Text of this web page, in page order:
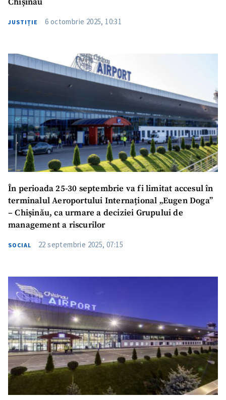
JUSTIȚIE 6 octombrie 2025, 10:31
În perioada 25-30 septembrie va fi limitat accesul în
terminalul Aeroportului Internațional „Eugen Doga”
– Chișinău, ca urmare a deciziei Grupului de
management a riscurilor
SOCIAL 22 septembrie 2025, 07:15